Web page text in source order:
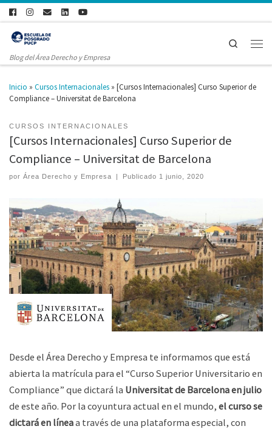
Blog del Área Derecho y Empresa
Search
Inicio » Cursos Internacionales » [Cursos Internacionales] Curso Superior de
Compliance – Universitat de Barcelona
CURSOS INTERNACIONALES
[Cursos Internacionales] Curso Superior de
Compliance – Universitat de Barcelona
por Área Derecho y Empresa | Publicado 1 junio, 2020
Desde el Área Derecho y Empresa te informamos que está
abierta la matrícula para el “Curso Superior Universitario en
Compliance” que dictará la Universitat de Barcelona en julio
de este año. Por la coyuntura actual en el mundo, el curso se
dictará en líneaa través de una plataforma especial, con